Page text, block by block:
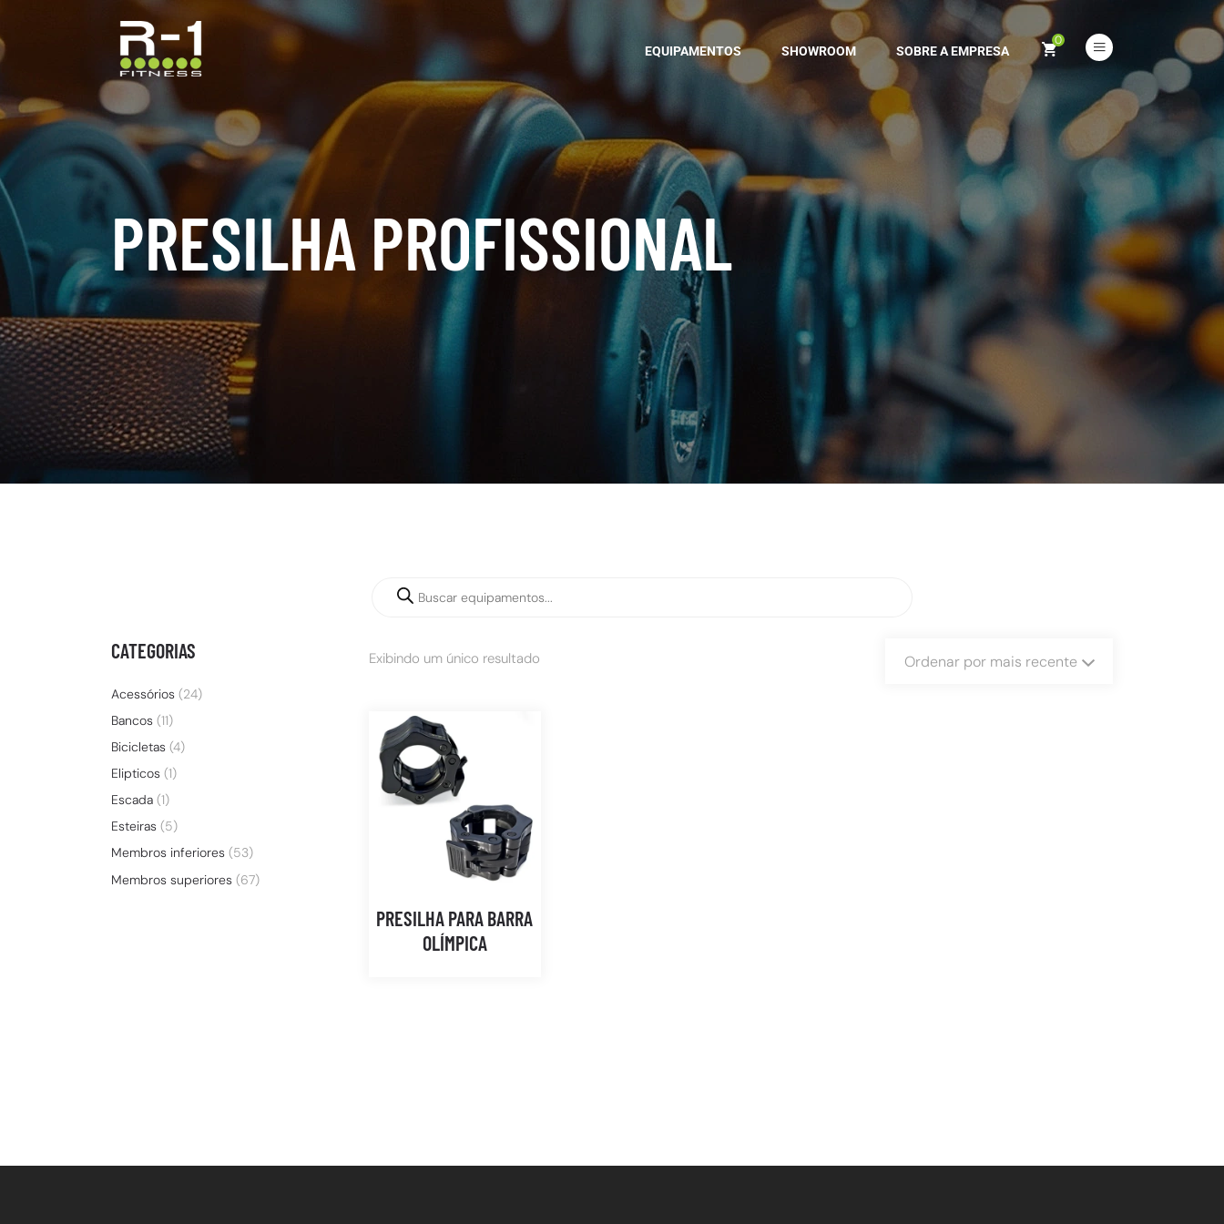
EQUIPAMENTOS SHOWROOM SOBRE A EMPRESA
0
PRESILHA PROFISSIONAL
Exibindo um único resultado Ordenar por mais recente
PRESILHA PARA BARRA
OLÍMPICA
CATEGORIAS
Acessórios (24)
Bancos (11)
Bicicletas (4)
Elipticos (1)
Escada (1)
Esteiras (5)
Membros inferiores (53)
Membros superiores (67)